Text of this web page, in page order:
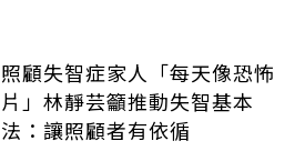
照顧失智症家人「每天像恐怖
片」林靜芸籲推動失智基本
法：讓照顧者有依循